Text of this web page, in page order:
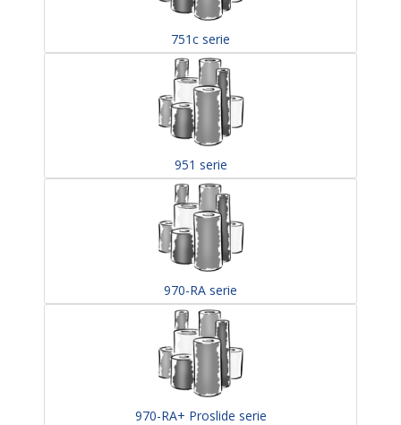
751c serie
951 serie
970-RA serie
970-RA+ Proslide serie